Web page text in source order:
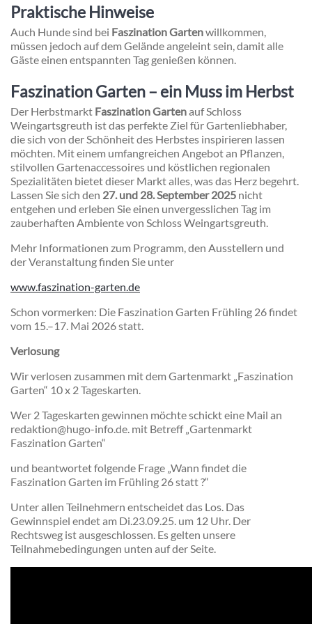
Praktische Hinweise
Auch Hunde sind bei Faszination Gartenwillkommen,
müssen jedoch auf dem Gelände angeleint sein, damit alle
Gäste einen entspannten Tag genießen können.
Faszination Garten – ein Muss im Herbst
Der Herbstmarkt Faszination Gartenauf Schloss
Weingartsgreuth ist das perfekte Ziel für Gartenliebhaber,
die sich von der Schönheit des Herbstes inspirieren lassen
möchten. Mit einem umfangreichen Angebot an Pflanzen,
stilvollen Gartenaccessoires und köstlichen regionalen
Spezialitäten bietet dieser Markt alles, was das Herz begehrt.
Lassen Sie sich den 27. und 28. September 2025 nicht
entgehen und erleben Sie einen unvergesslichen Tag im
zauberhaften Ambiente von Schloss Weingartsgreuth.
Mehr Informationen zum Programm, den Ausstellern und
der Veranstaltung finden Sie unter
www.faszination-garten.de
Schon vormerken: Die Faszination Garten Frühling 26 findet
vom 15.–17. Mai 2026 statt.
Verlosung
Wir verlosen zusammen mit dem Gartenmarkt „Faszination
Garten“ 10 x 2 Tageskarten.
Wer 2 Tageskarten gewinnen möchte schickt eine Mail an
redaktion@hugo-info.de. mit Betreff „Gartenmarkt
Faszination Garten“
und beantwortet folgende Frage „Wann findet die
Faszination Garten im Frühling 26 statt ?“
Unter allen Teilnehmern entscheidet das Los. Das
Gewinnspiel endet am Di.23.09.25. um 12 Uhr. Der
Rechtsweg ist ausgeschlossen. Es gelten unsere
Teilnahmebedingungen unten auf der Seite.